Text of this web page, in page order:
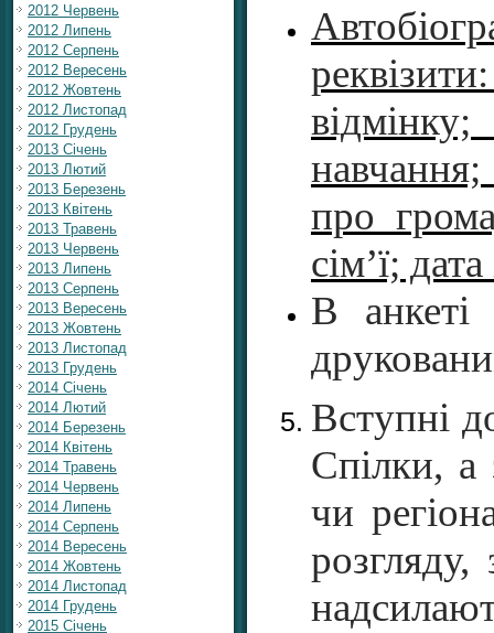
2012 Червень
2012 Липень
2012 Серпень
2012 Вересень
2012 Жовтень
2012 Листопад
2012 Грудень
2013 Січень
2013 Лютий
2013 Березень
2013 Квітень
2013 Травень
2013 Червень
2013 Липень
2013 Серпень
2013 Вересень
2013 Жовтень
2013 Листопад
2013 Грудень
2014 Січень
2014 Лютий
2014 Березень
2014 Квітень
2014 Травень
2014 Червень
2014 Липень
2014 Серпень
2014 Вересень
2014 Жовтень
2014 Листопад
2014 Грудень
2015 Січень
навчання;
про
сім’ї;
В анкеті
Вступні
Спілки, а
чи
розгляду,